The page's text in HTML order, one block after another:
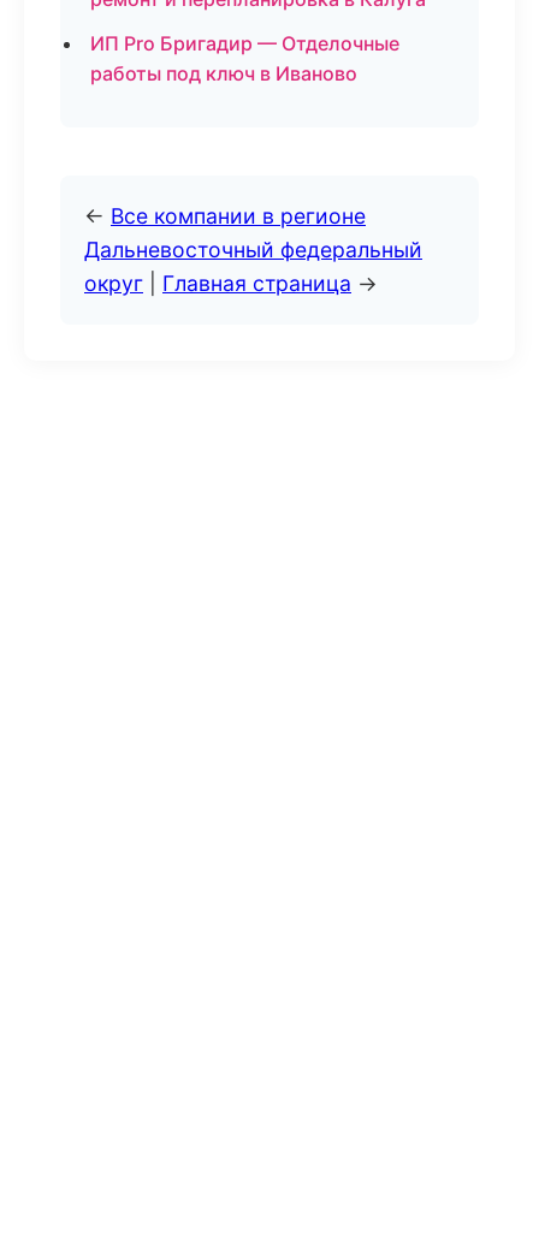
ИП Pro Бригадир — Отделочные
работы под ключ в Иваново
← Все компании в регионе
Дальневосточный федеральный
округ
Главная страница →